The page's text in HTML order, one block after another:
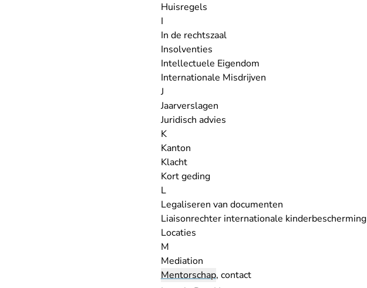
Huisregels
I
In de rechtszaal
Insolventies
Intellectuele Eigendom
Internationale Misdrijven
J
Jaarverslagen
Juridisch advies
K
Kanton
Klacht
Kort geding
L
Legaliseren van documenten
Liaisonrechter internationale kinderbescherming
Locaties
M
Mediation
Mentorschap, contact